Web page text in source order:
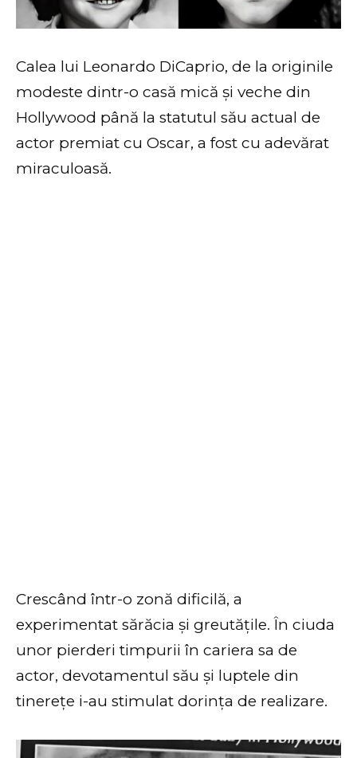
Calea lui Leonardo DiCaprio, de la originile
modeste dintr-o casă mică și veche din
Hollywood până la statutul său actual de
actor premiat cu Oscar, a fost cu adevărat
miraculoasă.
Crescând într-o zonă dificilă, a
experimentat sărăcia și greutățile. În ciuda
unor pierderi timpurii în cariera sa de
actor, devotamentul său și luptele din
tinerețe i-au stimulat dorința de realizare.